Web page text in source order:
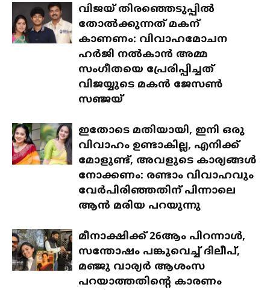
വിജയ് തിരഞ്ഞെടുപ്പിൽ
തോൽക്കുന്നത് മകന്
കാണണം: വിവാഹമോചന
ഹർജി നൽകാൻ അമ്മ
സംഗീതയെ പ്രേരിപ്പിച്ചത്
വിജയ്യുടെ മകൻ ജേസൺ
സഞ്ജയ്
ഇതോടെ മതിയായി, ഇനി ഒരു
വിവാഹം ഉണ്ടാകില്ല, എനിക്ക്
മോളുണ്ട്, അവളുടെ കാര്യങ്ങൾ
നോക്കണം: രണ്ടാം വിവാഹവും
വേർപിരിഞ്ഞതിന് പിന്നാലെ
ആൻ മരിയ പറയുന്നു
മീനാക്ഷിക്ക് 26ആം പിറന്നാൾ,
സന്തോഷം പങ്കുവെച്ച് ദിലീപ്,
മഞ്ജു വാര്യർ ആശംസ
പറയാത്തതിന്റെ കാരണം